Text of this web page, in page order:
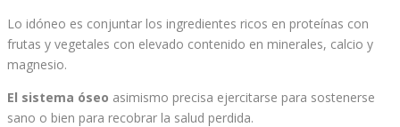
Lo idóneo es conjuntar los ingredientes ricos en proteínas con
frutas y vegetales con elevado contenido en minerales, calcio y
magnesio.
El sistema óseo asimismo precisa ejercitarse para sostenerse
sano o bien para recobrar la salud perdida.